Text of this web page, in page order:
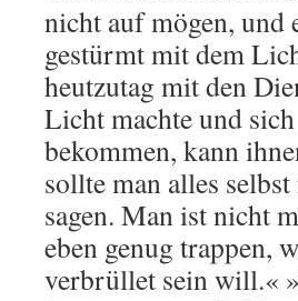
nicht auf mögen, und
gestürmt mit dem
heutzutag mit den
Licht machte und
bekommen, kann
sollte man alles
sagen. Man ist nicht
eben genug trappen,
verbrüllet sein will.«